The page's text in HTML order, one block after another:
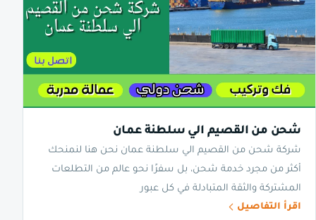
شحن من القصيم الي سلطنة عمان
شركة شحن من القصيم الي سلطنة عمان نحن هنا لنمنحك
أكثر من مجرد خدمة شحن، بل سفرًا نحو عالم من التطلعات
المشتركة والثقة المتبادلة في كل عبور
اقرأ التفاصيل